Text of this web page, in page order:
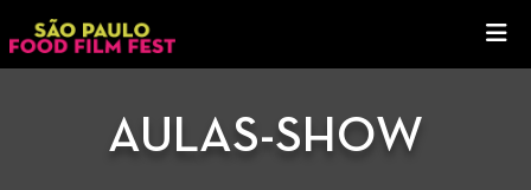
AULAS-SHOW